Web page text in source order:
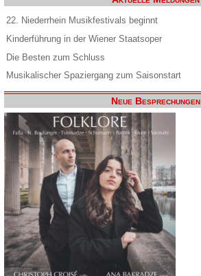
22. Niederrhein Musikfestivals beginnt
Kinderführung in der Wiener Staatsoper
Die Besten zum Schluss
Musikalischer Spaziergang zum Saisonstart
Neue Besprechungen